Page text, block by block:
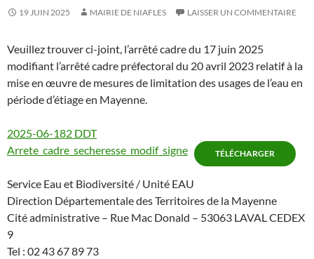
19 JUIN 2025 MAIRIE DE NIAFLES LAISSER UN COMMENTAIRE
Veuillez trouver ci-joint, l’arrêté cadre du 17 juin 2025
modifiant l’arrêté cadre préfectoral du 20 avril 2023 relatif à la
mise en œuvre de mesures de limitation des usages de l’eau en
période d’étiage en Mayenne.
2025-06-182 DDT
Arrete_cadre_secheresse_modif_signe
TÉLÉCHARGER
Service Eau et Biodiversité / Unité EAU
Direction Départementale des Territoires de la Mayenne
Cité administrative – Rue Mac Donald – 53063 LAVAL CEDEX
9
Tel : 02 43 67 89 73